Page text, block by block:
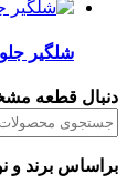
شلگیر جلو
دنبال قطعه
براساس برند و